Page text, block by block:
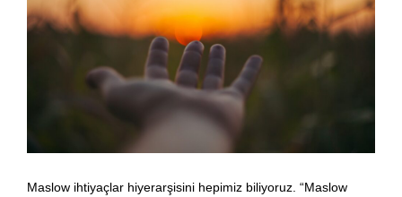
Maslow ihtiyaçlar hiyerarşisini hepimiz biliyoruz. “Maslow